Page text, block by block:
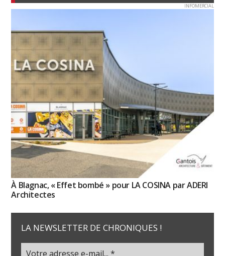
INFOMERCIAL
À Blagnac, « Effet bombé » pour LA COSINA par ADERI
Architectes
LA NEWSLETTER DE CHRONIQUES !